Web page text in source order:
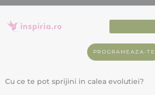
PROGRAMEAZA-TE
Cu ce te pot sprijini in calea evolutiei?